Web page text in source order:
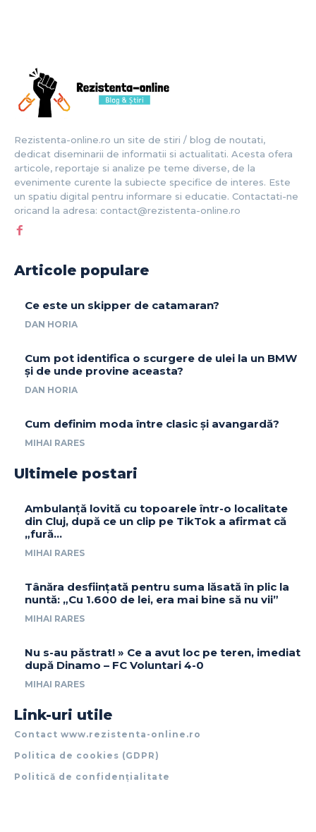
Rezistenta-online.ro un site de stiri / blog de noutati,
dedicat diseminarii de informatii si actualitati. Acesta ofera
articole, reportaje si analize pe teme diverse, de la
evenimente curente la subiecte specifice de interes. Este
un spatiu digital pentru informare si educatie. Contactati-ne
oricand la adresa: contact@rezistenta-online.ro
Articole populare
Ce este un skipper de catamaran?
DAN HORIA
Cum pot identifica o scurgere de ulei la un BMW
și de unde provine aceasta?
DAN HORIA
Cum definim moda între clasic și avangardă?
MIHAI RARES
Ultimele postari
Ambulanță lovită cu topoarele într-o localitate
din Cluj, după ce un clip pe TikTok a afirmat că
„fură…
MIHAI RARES
Tânăra desființată pentru suma lăsată în plic la
nuntă: „Cu 1.600 de lei, era mai bine să nu vii”
MIHAI RARES
Nu s-au păstrat! » Ce a avut loc pe teren, imediat
după Dinamo – FC Voluntari 4-0
MIHAI RARES
Link-uri utile
Contact www.rezistenta-online.ro
Politica de cookies (GDPR)
Politică de confidențialitate